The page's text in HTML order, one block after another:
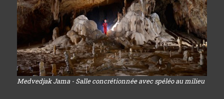
Medvedjak Jama - Salle concrétionnée avec spéléo au milieu